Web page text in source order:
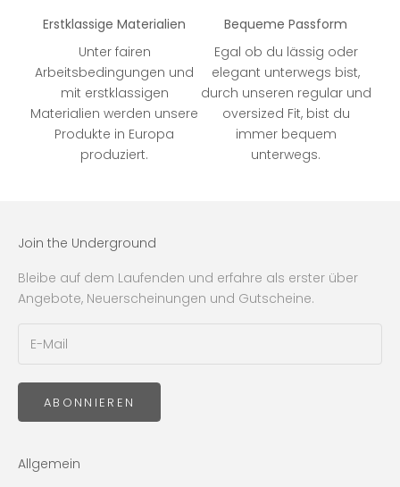
Erstklassige Materialien
Unter fairen
Arbeitsbedingungen und
mit erstklassigen
Materialien werden unsere
Produkte in Europa
produziert.
Bequeme Passform
Egal ob du lässig oder
elegant unterwegs bist,
durch unseren regular und
oversized Fit, bist du
immer bequem
unterwegs.
Join the Underground
Bleibe auf dem Laufenden und erfahre als erster über
Angebote, Neuerscheinungen und Gutscheine.
ABONNIEREN
Allgemein